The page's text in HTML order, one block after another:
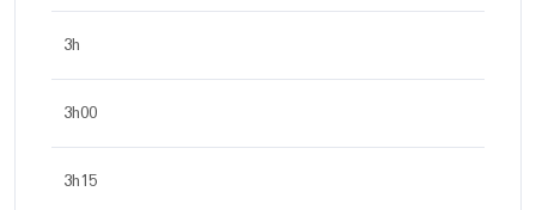
3h
3h00
3h15